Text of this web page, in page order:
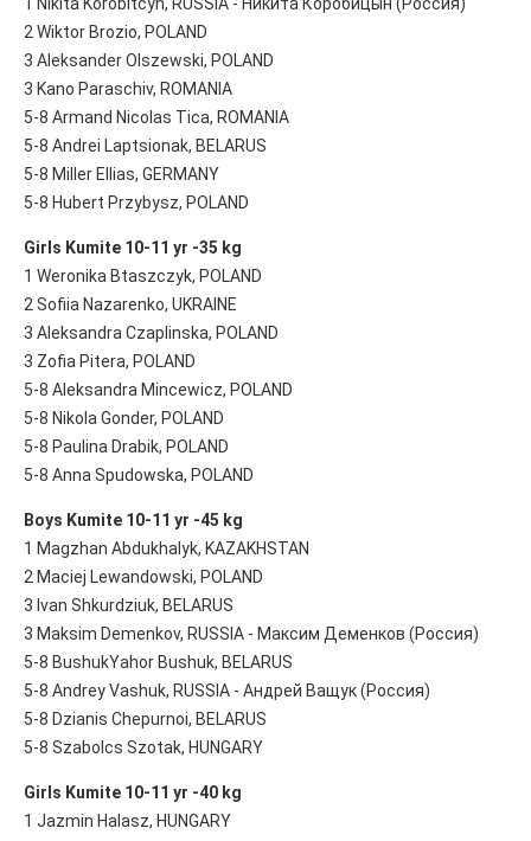
2 Wiktor Brozio, POLAND
3 Aleksander Olszewski, POLAND
3 Kano Paraschiv, ROMANIA
5-8 Armand Nicolas Tica, ROMANIA
5-8 Andrei Laptsionak, BELARUS
5-8 Miller Ellias, GERMANY
5-8 Hubert Przybysz, POLAND
Girls Kumite 10-11 yr -35 kg
1 Weronika Btaszczyk, POLAND
2 Sofiia Nazarenko, UKRAINE
3 Aleksandra Czaplinska, POLAND
3 Zofia Pitera, POLAND
5-8 Aleksandra Mincewicz, POLAND
5-8 Nikola Gonder, POLAND
5-8 Paulina Drabik, POLAND
5-8 Anna Spudowska, POLAND
Boys Kumite 10-11 yr -45 kg
1 Magzhan Abdukhalyk, KAZAKHSTAN
2 Maciej Lewandowski, POLAND
3 Ivan Shkurdziuk, BELARUS
3 Maksim Demenkov, RUSSIA - Максим Деменков (Россия)
5-8 BushukYahor Bushuk, BELARUS
5-8 Andrey Vashuk, RUSSIA - Андрей Ващук (Россия)
5-8 Dzianis Chepurnoi, BELARUS
5-8 Szabolcs Szotak, HUNGARY
Girls Kumite 10-11 yr -40 kg
1 Jazmin Halasz, HUNGARY